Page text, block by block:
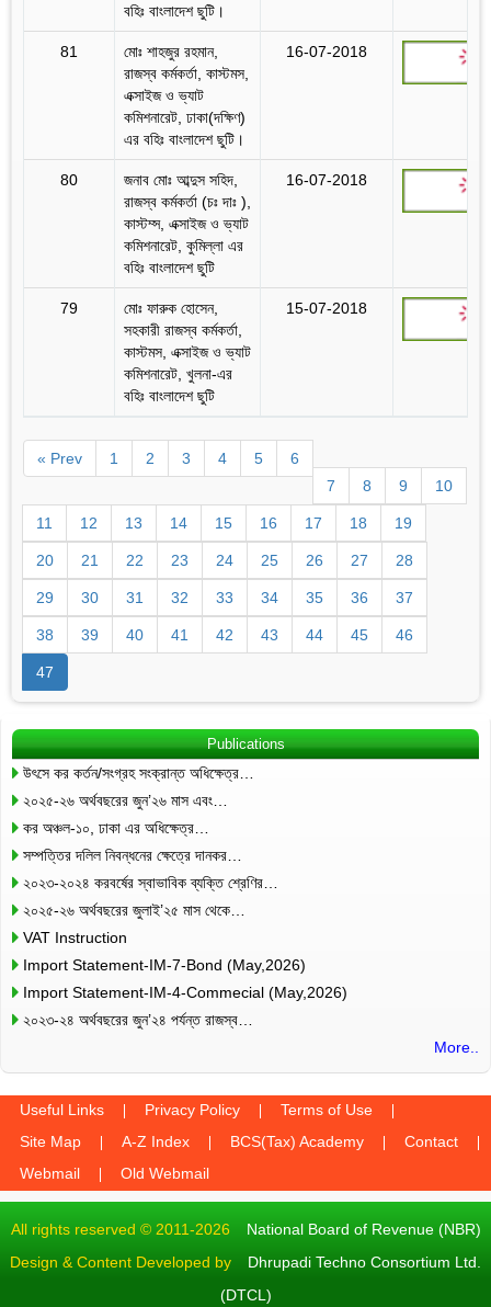
বহিঃ বাংলাদেশ ছুটি।
81
মোঃ শাহজুর রহমান,
রাজস্ব কর্মকর্তা, কাস্টমস,
এক্সাইজ ও ভ্যাট
কমিশনারেট, ঢাকা(দক্ষিণ)
এর বহিঃ বাংলাদেশ ছুটি।
16-07-2018
80
জনাব মোঃ আব্দুস সহিদ,
রাজস্ব কর্মকর্তা (চঃ দাঃ ),
কাস্টম্স, এক্সাইজ ও ভ্যাট
কমিশনারেট, কুমিল্লা এর
বহিঃ বাংলাদেশ ছুটি
16-07-2018
79
মোঃ ফারুক হোসেন,
সহকারী রাজস্ব কর্মকর্তা,
কাস্টমস, এক্সাইজ ও ভ্যাট
কমিশনারেট, খুলনা-এর
বহিঃ বাংলাদেশ ছুটি
15-07-2018
« Prev 1 2 3 4 5
6
7
8 9 10
11 12 13 14 15 16 17 18 19
20 21 22 23 24 25 26 27 28
29 30 31 32 33 34 35 36 37
38 39 40 41 42 43 44 45 46
47
Publications
উৎসে কর কর্তন/সংগ্রহ সংক্রান্ত অধিক্ষেত্র…
২০২৫-২৬ অর্থবছরের জুন’২৬ মাস এবং…
কর অঞ্চল-১০, ঢাকা এর অধিক্ষেত্র…
সম্পত্তির দলিল নিবন্ধনের ক্ষেত্রে দানকর…
২০২৩-২০২৪ করবর্ষের স্বাভাবিক ব্যক্তি শ্রেণির…
২০২৫-২৬ অর্থবছরের জুলাই’২৫ মাস থেকে…
VAT Instruction
Import Statement-IM-7-Bond (May,2026)
Import Statement-IM-4-Commecial (May,2026)
২০২৩-২৪ অর্থবছরের জুন’২৪ পর্যন্ত রাজস্ব…
More..
Useful Links Privacy Policy
Terms of Use
Site Map
A-Z Index BCS(Tax) Academy
Contact
Webmail
Old Webmail
All rights reserved © 2011-2026 National Board of Revenue (NBR)
Design & Content Developed by Dhrupadi Techno Consortium Ltd.
(DTCL)